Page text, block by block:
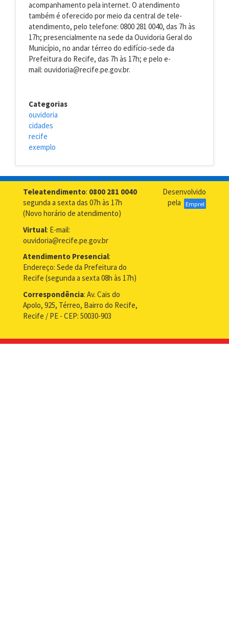
acompanhamento pela internet. O atendimento
também é oferecido por meio da central de tele-
atendimento, pelo telefone: 0800 281 0040, das 7h às
17h; presencialmente na sede da Ouvidoria Geral do
Município, no andar térreo do edifício-sede da
Prefeitura do Recife, das 7h às 17h; e pelo e-
mail: ouvidoria@recife.pe.gov.br.
Categorias
ouvidoria
cidades
recife
exemplo
Teleatendimento: 0800 281 0040
segunda a sexta das 07h às 17h
(Novo horário de atendimento)
Virtual: E-mail:
ouvidoria@recife.pe.gov.br
Atendimento Presencial:
Endereço: Sede da Prefeitura do
Recife (segunda a sexta 08h às 17h)
Correspondência: Av. Cais do
Apolo, 925, Térreo, Bairro do Recife,
Recife / PE - CEP: 50030-903
Desenvolvido
pela
Emprel